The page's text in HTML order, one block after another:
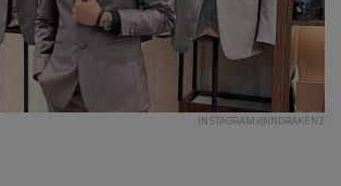
INSTAGRAM/@INDRAKENZ